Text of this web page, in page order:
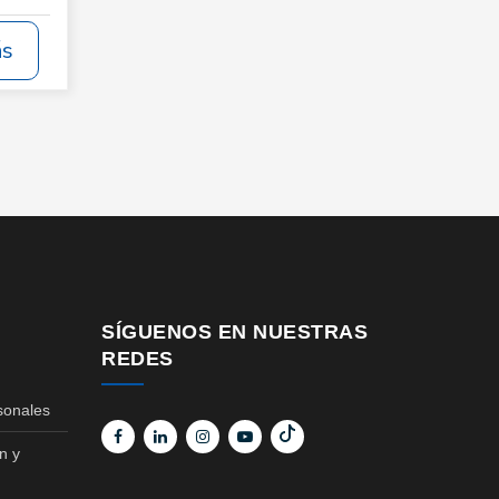
y
SÍGUENOS EN NUESTRAS
REDES